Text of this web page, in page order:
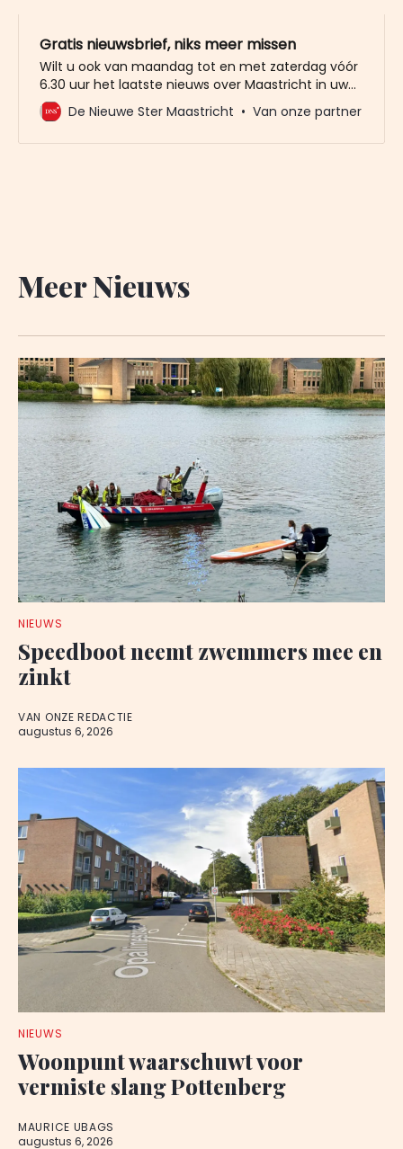
Gratis nieuwsbrief, niks meer missen
Wilt u ook van maandag tot en met zaterdag vóór
6.30 uur het laatste nieuws over Maastricht in uw
mailbox? Meld u dan gratis aan voor de nieuwbrief
van De Nieuwe Ster. Meer dan 20.000 trouwe lezers
De Nieuwe Ster Maastricht Van onze partner
Meer Nieuws
NIEUWS
Speedboot neemt zwemmers mee en
zinkt
VAN ONZE REDACTIE
augustus 6, 2026
NIEUWS
Woonpunt waarschuwt voor
vermiste slang Pottenberg
MAURICE UBAGS
augustus 6, 2026